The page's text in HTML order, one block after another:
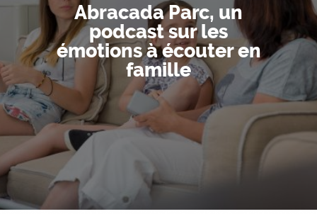
Abracada Parc, un
podcast sur les
émotions à écouter en
famille